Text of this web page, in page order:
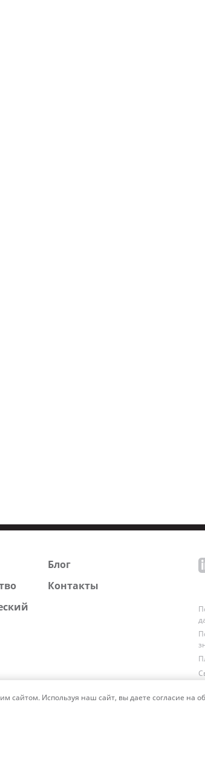
Блог
Контакты
Используя наш сайт, вы даете согласие на